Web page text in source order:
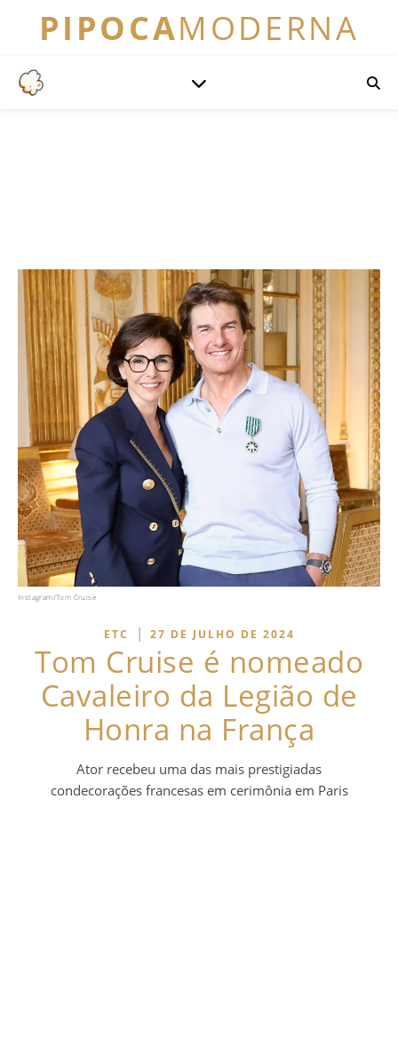
PIPOCAMODERNA
Instagram/Tom Cruise
ETC | 27 DE JULHO DE 2024
Tom Cruise é nomeado
Cavaleiro da Legião de
Honra na França
Ator recebeu uma das mais prestigiadas
condecorações francesas em cerimônia em Paris